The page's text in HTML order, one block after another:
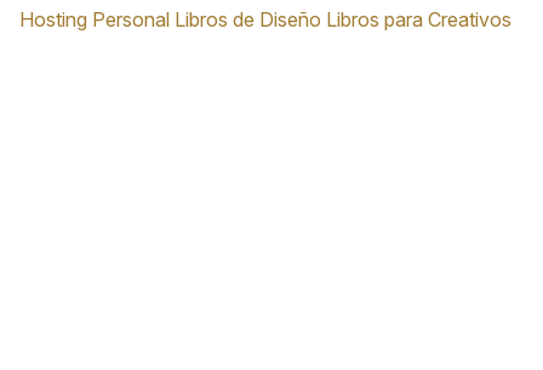
Hosting Personal Libros de Diseño Libros para Creativos